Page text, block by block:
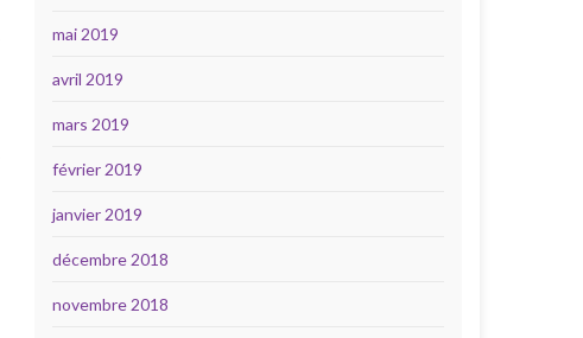
mai 2019
avril 2019
mars 2019
février 2019
janvier 2019
décembre 2018
novembre 2018